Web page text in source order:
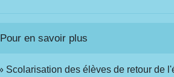
Pour en savoir plus
Scolarisation des élèves de retour de